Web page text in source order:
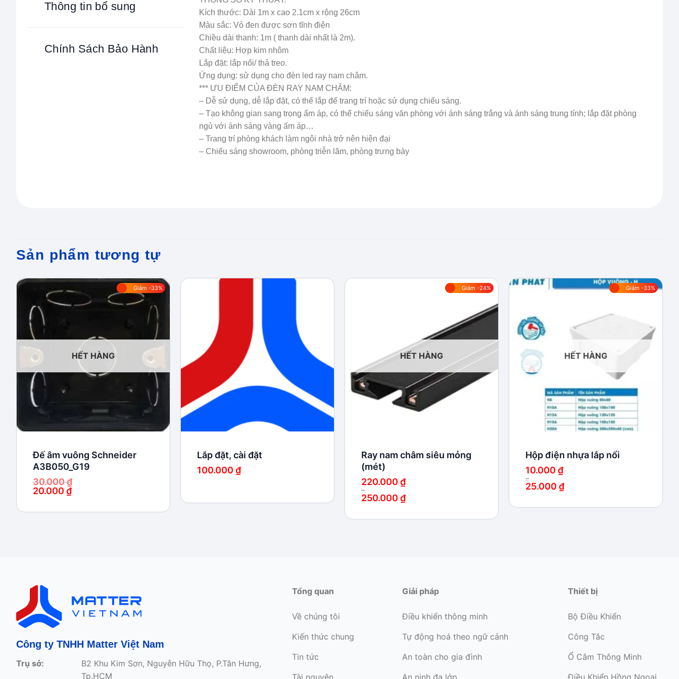
Thông tin bổ sung
Chính Sách Bảo Hành
Kích thước: Dài 1m x cao 2.1cm x rộng 26cm
Màu sắc: Vỏ đen được sơn tĩnh điện
Chiều dài thanh: 1m ( thanh dài nhất là 2m).
Chất liệu: Hợp kim nhôm
Lắp đặt: lắp nổi/ thả treo.
Ứng dụng: sử dụng cho đèn led ray nam châm.
*** ƯU ĐIỂM CỦA ĐÈN RAY NAM CHÂM:
– Dễ sử dụng, dễ lắp đặt, có thể lắp để trang trí hoặc sử dụng chiếu sáng.
– Tạo không gian sang trọng ấm áp, có thể chiếu sáng văn phòng với ánh sáng trắng và ánh sáng trung tính; lắp đặt phòng
ngủ với ánh sáng vàng ấm áp…
– Trang trí phòng khách làm ngôi nhà trở nên hiện đại
– Chiếu sáng showroom, phòng triễn lãm, phòng trưng bày
Sản phẩm tương tự
Giảm -33%
Add to
wishlist
HẾT HÀNG
Đế âm vuông Schneider
A3B050_G19
30.000₫
là:
20.000 ₫
tại
Lắp đặt, cài đặt
100.000 ₫
Giảm -24%
Add to
wishlist
HẾT HÀNG
Ray nam châm siêu mỏng
(mét)
220.000 ₫
–
250.000 ₫
từ
Giảm -33%
HẾT HÀNG
Hộp điện nhựa lắp nổi
10.000 ₫
–
25.000 ₫
từ
Công ty TNHH Matter Việt Nam
Trụ sở:
B2 Khu Kim Sơn, Nguyễn Hữu Thọ, P.Tân Hưng,
Tp.HCM
Tổng quan
Về chúng tôi
Kiến thức chung
Tin tức
Giải pháp
Điều khiển thông minh
Tự động hoá theo ngữ cảnh
An toàn cho gia đình
Thiết bị
Bộ Điều Khiển
Công Tắc
Ổ Cắm Thông Minh